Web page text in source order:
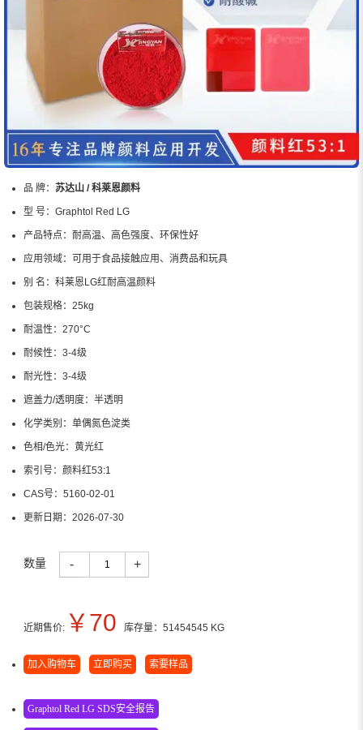
品 牌： 苏达山 / 科莱恩颜料
型 号： Graphtol Red LG
产品特点： 耐高温、高色强度、环保性好
应用领域： 可用于食品接触应用、消费品和玩具
别 名： 科莱恩LG红耐高温颜料
包装规格： 25kg
耐温性： 270°C
耐候性： 3-4级
耐光性： 3-4级
遮盖力/透明度： 半透明
化学类别： 单偶氮色淀类
色相/色光： 黄光红
索引号： 颜料红53:1
CAS号： 5160-02-01
更新日期： 2026-07-30
数量 - +
近期售价: ￥70 库存量： 51454545 KG
加入购物车 立即购买 索要样品
Graphtol Red LG SDS安全报告